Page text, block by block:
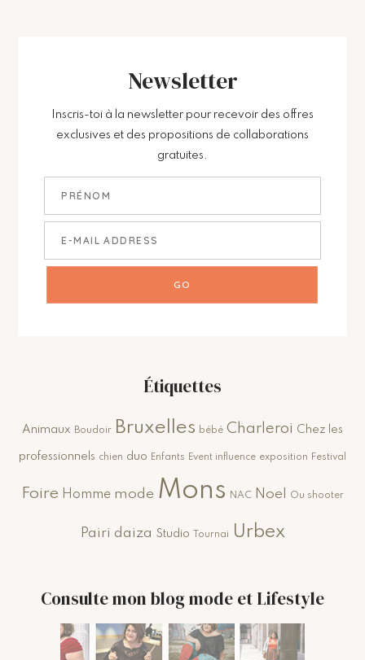
Newsletter
Inscris-toi à la newsletter pour recevoir des offres
exclusives et des propositions de collaborations
gratuites.
Étiquettes
Animaux Boudoir Bruxelles bébé Charleroi Chez les
professionnels chien duo Enfants Event influence exposition Festival
Foire Homme mode Mons NAC Noel Ou shooter
Pairi daiza Studio Tournai Urbex
Consulte mon blog mode et Lifestyle